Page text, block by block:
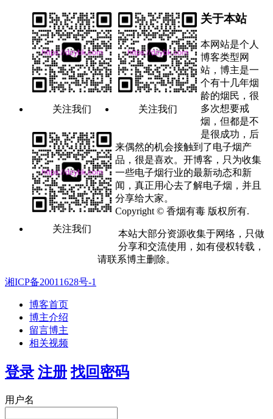
关注我们 关注我们
关注我们
关于本站
本网站是个人
博客类型网
站，博主是一
个有十几年烟
龄的烟民，很
多次想要戒
烟，但都是不
是很成功，后
来偶然的机会接触到了电子烟产
品，很是喜欢。开博客，只为收集
一些电子烟行业的最新动态和新
闻，真正用心去了解电子烟，并且
分享给大家。
Copyright © 香烟有毒 版权所有.
本站大部分资源收集于网络，只做
分享和交流使用，如有侵权转载，
请联系博主删除。
湘ICP备20011628号-1
博客首页
博主介绍
留言博主
相关视频
登录 注册 找回密码
用户名